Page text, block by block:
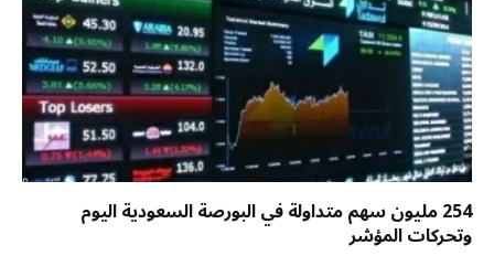
254 مليون سهم متداولة في البورصة السعودية اليوم
وتحركات المؤشر